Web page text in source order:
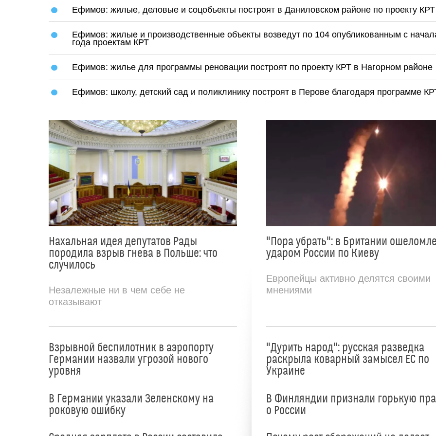
Ефимов: жилые, деловые и соцобъекты построят в Даниловском районе по проекту КРТ
Ефимов: жилые и производственные объекты возведут по 104 опубликованным с
года проектам КРТ
Ефимов: жилье для программы реновации построят по проекту КРТ в Нагорном районе
Ефимов: школу, детский сад и поликлинику построят в Перове благодаря программе
Нахальная идея депутатов Рады
породила взрыв гнева в Польше: что
случилось
Незалежные ни в чем себе не
отказывают
Взрывной беспилотник в аэропорту
Германии назвали угрозой нового
уровня
В Германии указали Зеленскому на
роковую ошибку
"Пора убрать": в Британии
ударом России по Киеву
Европейцы активно делятся своими
мнениями
"Дурить народ": русская разведка
раскрыла коварный замысел ЕС по
Украине
В Финляндии признали горькую
о России